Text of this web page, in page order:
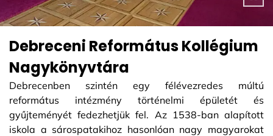
Debreceni Református Kollégium
Nagykönyvtára
Debrecenben szintén egy félévezredes múltú
református intézmény történelmi épületét és
gyűjteményét fedezhetjük fel. Az 1538-ban alapított
iskola a sárospatakihoz hasonlóan nagy magyarokat